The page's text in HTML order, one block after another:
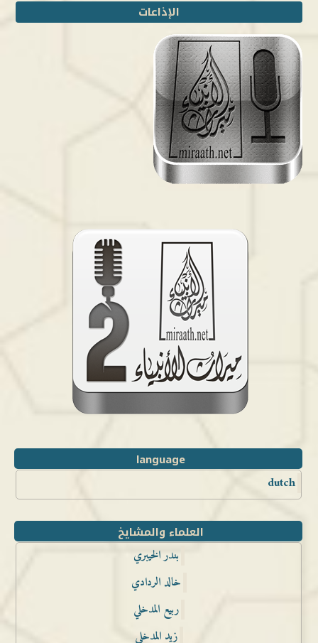
الإذاعات
language
dutch
العلماء والمشايخ
بندر الخيبري
خالد الردادي
ربيع المدخلي
زيد المدخلي